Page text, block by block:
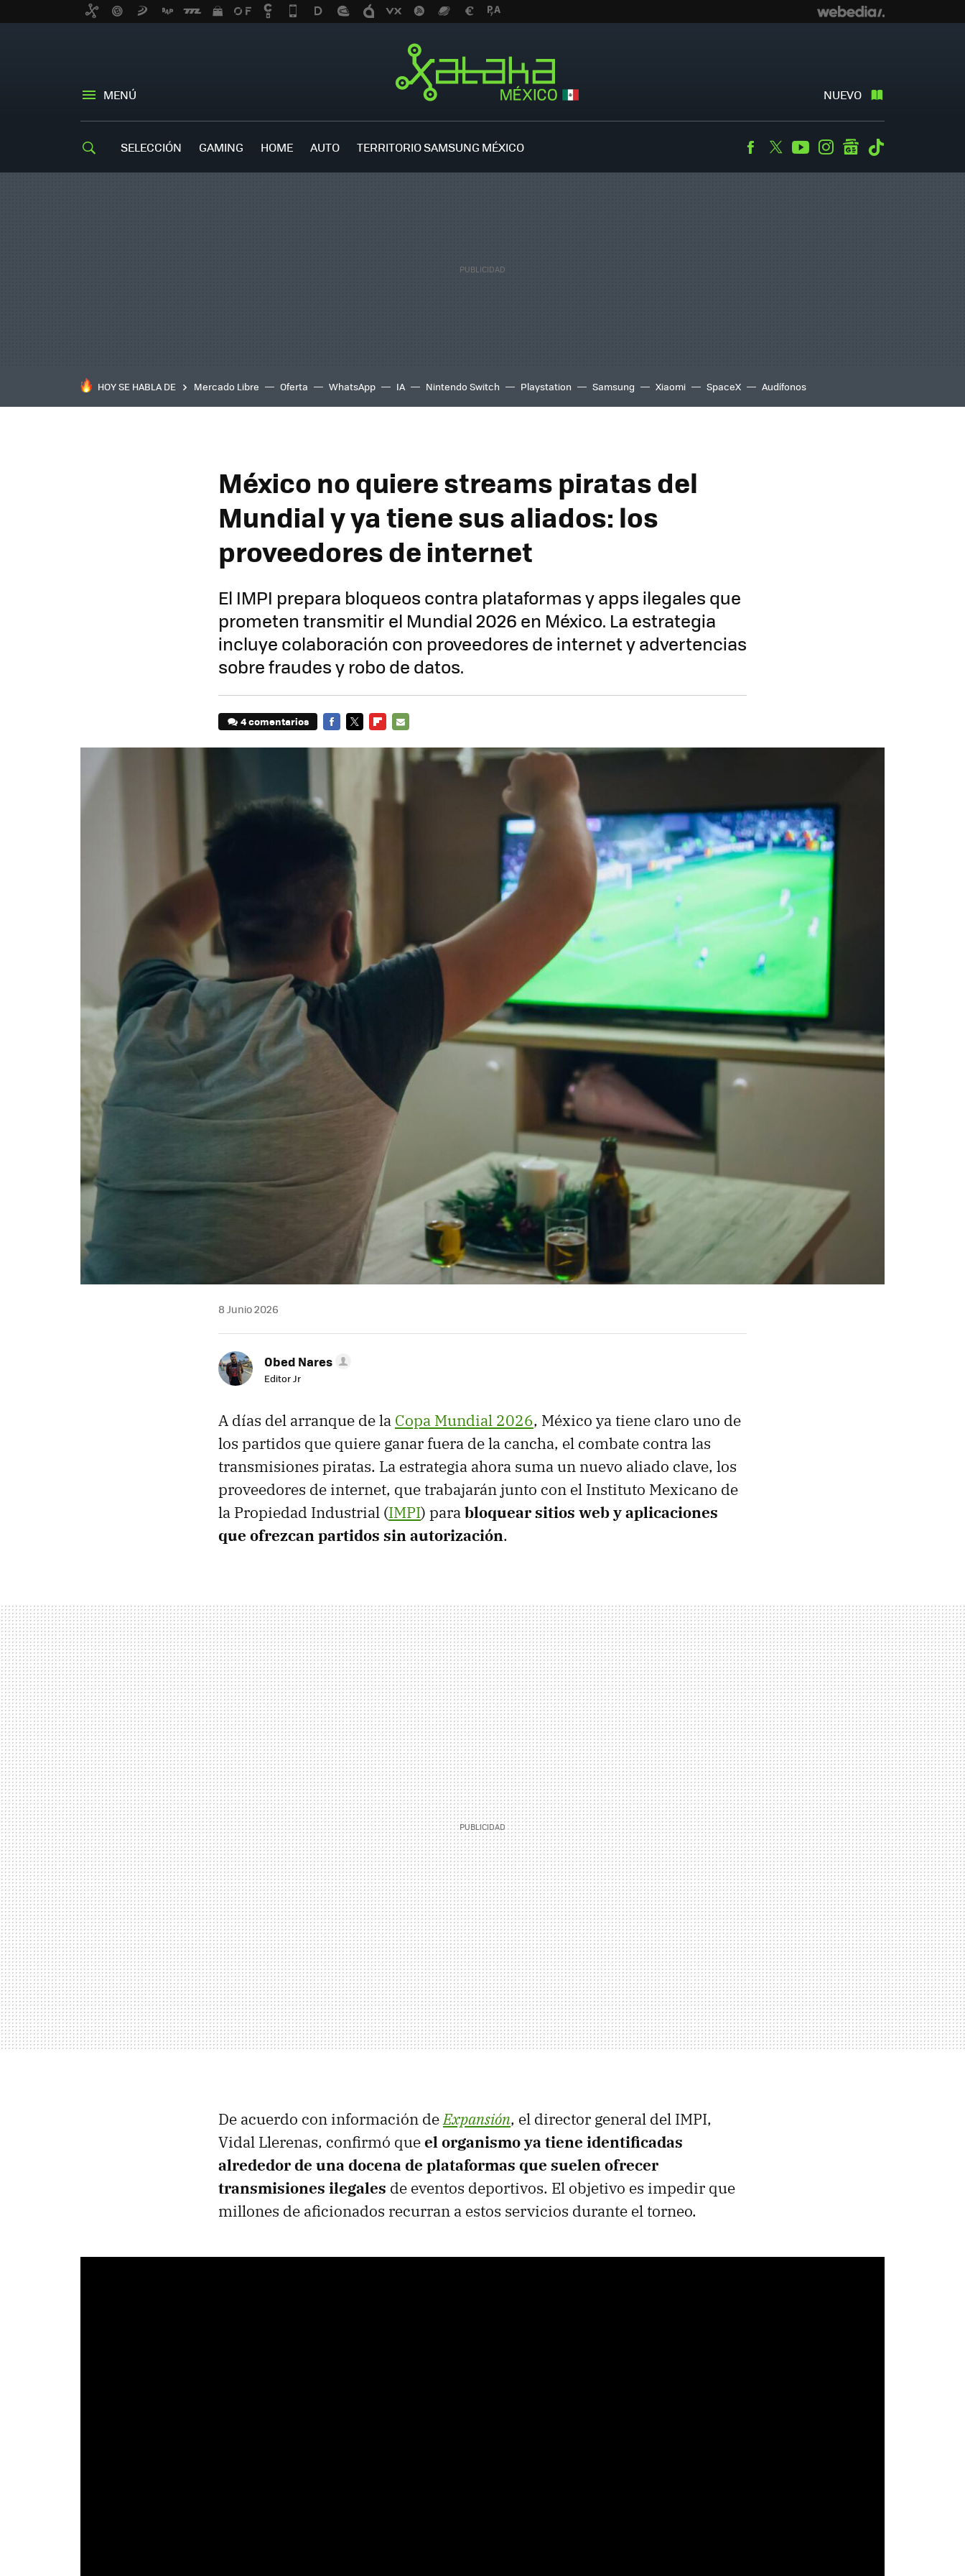
MENÚ NUEVO
SELECCIÓN GAMING HOME AUTO TERRITORIO SAMSUNG MÉXICO Facebook
TwitterYoutubeInstagramgooglenews
HOY SE HABLA DE Mercado Libre Oferta WhatsApp IA Nintendo Switch Playstation Samsung Xiaomi SpaceX Audífonos
México no quiere streams piratas del
Mundial y ya tiene sus aliados: los
proveedores de internet
El IMPI prepara bloqueos contra plataformas y apps ilegales que
prometen transmitir el Mundial 2026 en México. La estrategia
incluye colaboración con proveedores de internet y advertencias
sobre fraudes y robo de datos.
4 comentarios
MAIL
8 Junio 2026
Obed Nares
Editor Jr
A días del arranque de la Copa Mundial 2026, México ya tiene claro uno de
los partidos que quiere ganar fuera de la cancha, el combate contra las
transmisiones piratas. La estrategia ahora suma un nuevo aliado clave, los
proveedores de internet, que trabajarán junto con el Instituto Mexicano de
la Propiedad Industrial (IMPI) parabloquear sitios web y aplicaciones
que ofrezcan partidos sin autorización.
De acuerdo con información deExpansión, el director general del IMPI,
Vidal Llerenas, confirmó queel organismo ya tiene identificadas
alrededor de una docena de plataformas que suelen ofrecer
transmisiones ilegales de eventos deportivos. El objetivo es impedir que
millones de aficionados recurran a estos servicios durante el torneo.